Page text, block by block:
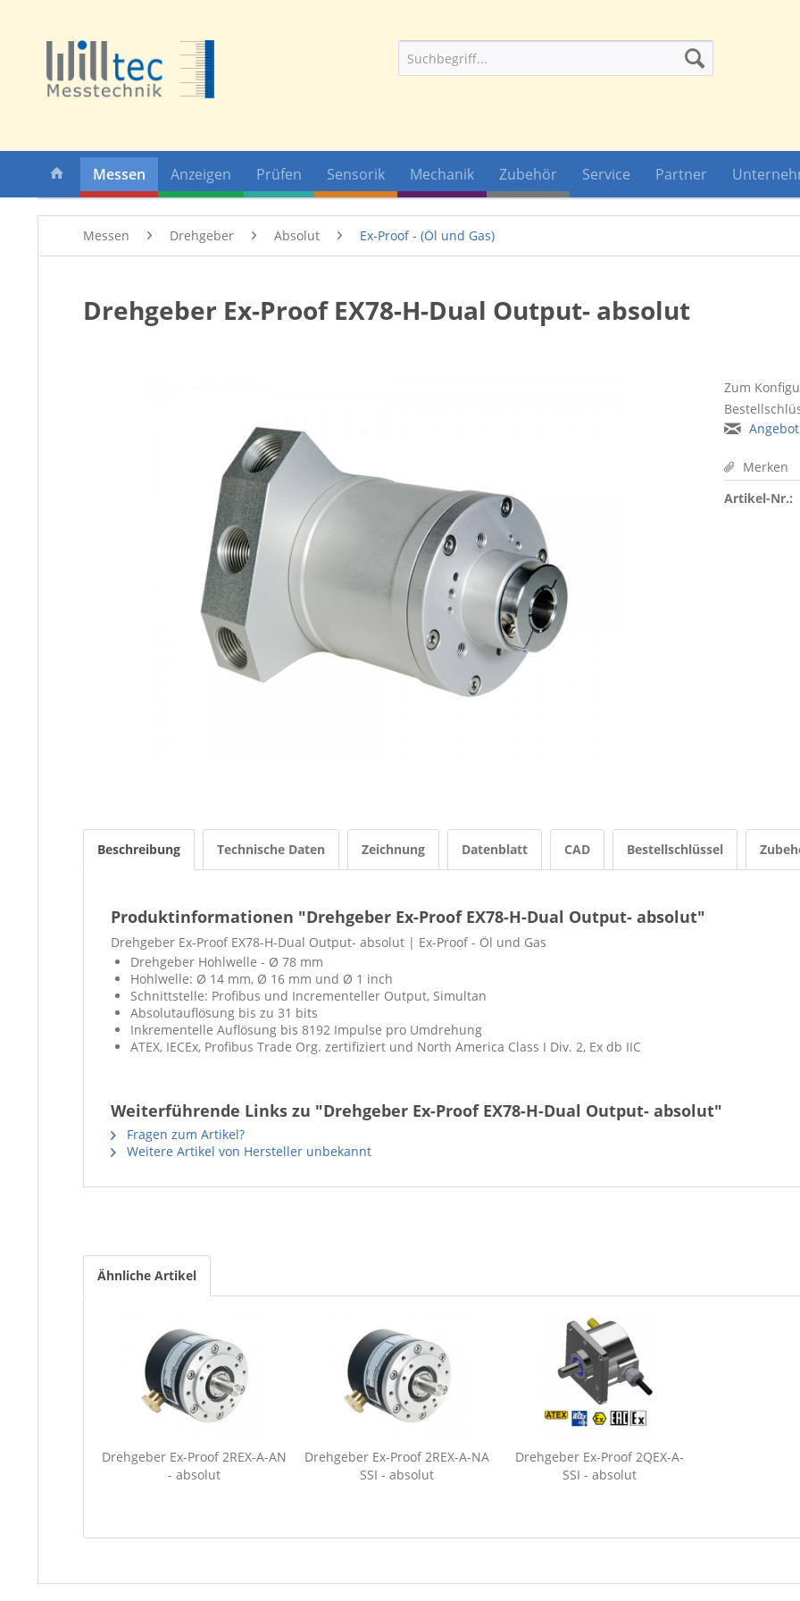
Messen Anzeigen Prüfen Sensorik Mechanik Zubehör Service Partner
Messen Drehgeber Absolut Ex-Proof - (Öl und Gas)
Drehgeber Ex-Proof EX78-H-Dual Output- absolut
Zum
Merken
Artikel-Nr.:
Beschreibung Technische Daten Zeichnung Datenblatt CAD Bestellschlüssel
Produktinformationen "Drehgeber Ex-Proof EX78-H-Dual Output- absolut"
Drehgeber Ex-Proof EX78-H-Dual Output- absolut | Ex-Proof - Öl und Gas
Drehgeber Hohlwelle - Ø 78 mm
Hohlwelle: Ø 14 mm, Ø 16 mm und Ø 1 inch
Schnittstelle: Profibus und Incrementeller Output, Simultan
Absolutauflösung bis zu 31 bits
Inkrementelle Auflösung bis 8192 Impulse pro Umdrehung
ATEX, IECEx, Profibus Trade Org. zertifiziert und North America Class I Div. 2, Ex db IIC
Weiterführende Links zu "Drehgeber Ex-Proof EX78-H-Dual Output- absolut"
Fragen zum Artikel?
Weitere Artikel von Hersteller unbekannt
Ähnliche Artikel
Drehgeber Ex-Proof 2REX-A-AN
- absolut
Drehgeber Ex-Proof 2REX-A-NA
SSI - absolut
Drehgeber Ex-Proof 2QEX-A-
SSI - absolut